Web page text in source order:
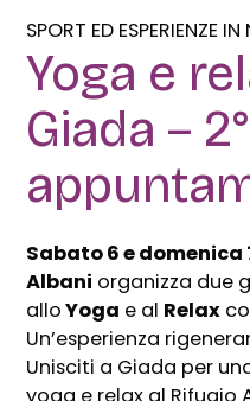
SPORT ED ESPERIENZE
Yoga e
Giada – 2°
Sabato 6 e
Albani organizza due
alloYoga e al Relax
Un’esperienza
Unisciti a Giada per
yoga e relax al Rifugio